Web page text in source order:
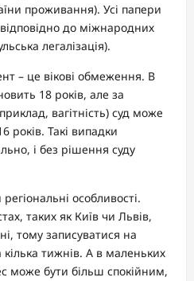
проживання). Усі папери
до міжнародних
легалізація).
– це вікові обмеження. В
18 років, але за
вагітність) суд може
років. Такі випадки
і без рішення суду
особливості.
таких як Київ чи Львів,
тому записуватися на
кілька тижнів. А в маленьких
може бути більш спокійним,